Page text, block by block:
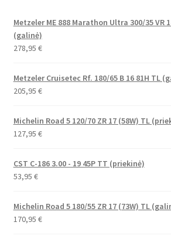
Metzeler ME 888 Marathon Ultra 300/35 VR
(galinė)
278,95 €
Metzeler Cruisetec Rf. 180/65 B 16 81H TL
205,95 €
Michelin Road 5 120/70 ZR 17 (58W) TL
127,95 €
CST C-186 3.00 - 19 45P TT (priekinė)
53,95 €
Michelin Road 5 180/55 ZR 17 (73W) TL
170,95 €